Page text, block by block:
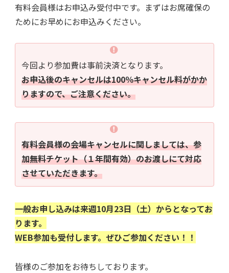
有料会員様はお申込み受付中です。まずはお席確保の
ためにお早めにお申込みください。
今回より参加費は事前決済となります。
お申込後のキャンセルは100％キャンセル料がかか
りますので、ご注意ください。
有料会員様の会場キャンセルに関しましては、参
加無料チケット（１年間有効）のお渡しにて対応
させていただきます。
一般お申し込みは来週10月23日（土）からとなってお
ります。
WEB参加も受付します。ぜひご参加ください！！
皆様のご参加をお待ちしております。